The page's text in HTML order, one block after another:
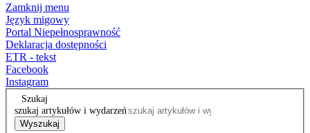
Zamknij menu
Język migowy
Portal Niepełnosprawność
Deklaracja dostępności
ETR - tekst
Facebook
Instagram
Szukaj
szukaj artykułów i wydarzeń
Wyszukaj